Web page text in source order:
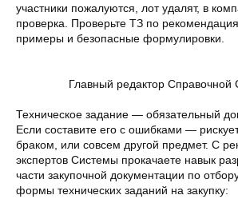
участники пожалуются, лот удалят, в
проверка. Проверьте ТЗ по
примеры и безопасные формулировки.
Главный редактор Справочной
Техническое задание — обязательный
Если составите его с ошибками —
браком, или совсем другой предмет. С
экспертов Системы прокачаете навык
части закупочной документации по
формы технических заданий на закупку: